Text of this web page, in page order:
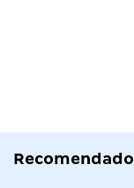
Recomendado